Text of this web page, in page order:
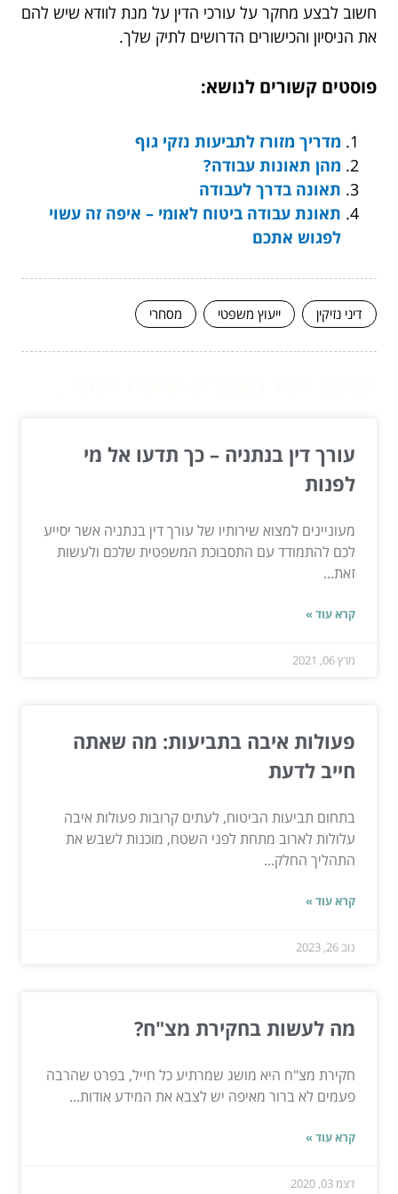
חשוב לבצע מחקר על עורכי הדין על מנת לוודא שיש להם
את הניסיון והכישורים הדרושים לתיק שלך.
פוסטים קשורים לנושא:
מדריך מזורז לתביעות נזקי גוף
מהן תאונות עבודה?
תאונה בדרך לעבודה
תאונת עבודה ביטוח לאומי – איפה זה עשוי
לפגוש אתכם
דיני נזיקין ייעוץ משפטי מסחרי
עורך דין בנתניה – כך תדעו אל מי
לפנות
מעוניינים למצוא שירותיו של עורך דין בנתניה אשר יסייע
לכם להתמודד עם התסבוכת המשפטית שלכם ולעשות
זאת...
קרא עוד »
מרץ 06, 2021
פעולות איבה בתביעות: מה שאתה
חייב לדעת
בתחום תביעות הביטוח, לעתים קרובות פעולות איבה
עלולות לארוב מתחת לפני השטח, מוכנות לשבש את
התהליך החלק...
קרא עוד »
נוב 26, 2023
מה לעשות בחקירת מצ"ח?
חקירת מצ"ח היא מושג שמרתיע כל חייל, בפרט שהרבה
פעמים לא ברור מאיפה יש לצבא את המידע אודות...
קרא עוד »
דצמ 03, 2020